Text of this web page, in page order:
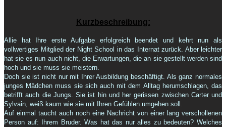
Kurzbeschreibung:
Allie hat Ihre erste Aufgabe erfolgreich beendet und kehrt nun als
vollwertiges Mitglied der Night School in das Internat zurück. Aber leichter
hat sie es nun auch nicht, die Erwartungen, die an sie gestellt werden sind
hoch und sie muss sie meistern.
Doch sie ist nicht nur mit Ihrer Ausbildung beschäftigt. Als ganz normales
junges Mädchen muss sie sich auch mit dem Alltag herumschlagen, das
betrifft auch die Jungs. Sie ist hin und her gerissen zwischen Carter und
Sylvain, weiß kaum wie sie mit Ihren Gefühlen umgehen soll.
Auf einmal taucht auch noch eine Nachricht von einer lang verschollenen
Person auf: Ihrem Bruder. Was hat das nur alles zu bedeuten? Welches